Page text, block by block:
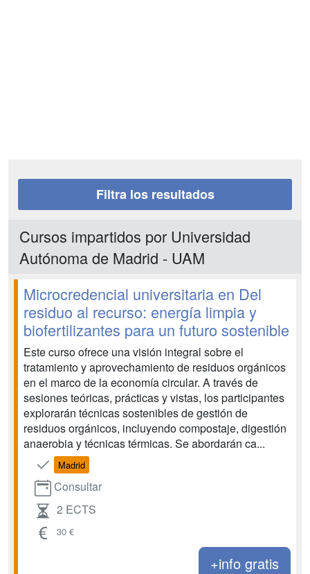
Filtra los resultados
Cursos impartidos por Universidad
Autónoma de Madrid - UAM
Microcredencial universitaria en Del
residuo al recurso: energía limpia y
biofertilizantes para un futuro sostenible
Este curso ofrece una visión integral sobre el
tratamiento y aprovechamiento de residuos orgánicos
en el marco de la economía circular. A través de
sesiones teóricas, prácticas y vistas, los participantes
explorarán técnicas sostenibles de gestión de
residuos orgánicos, incluyendo compostaje, digestión
anaerobia y técnicas térmicas. Se abordarán ca...
Madrid
Consultar
2 ECTS
30 €
+info gratis